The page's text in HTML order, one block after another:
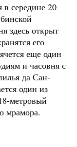
середине 20
здесь открыт
его
еще один
и часовня с
да Сан-
один из
метровый
мрамора.